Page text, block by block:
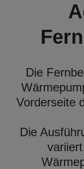
Die
Vorderseite
Die